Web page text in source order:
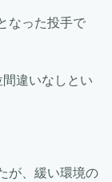
なった投手で
違いなしとい
が、緩い環境の